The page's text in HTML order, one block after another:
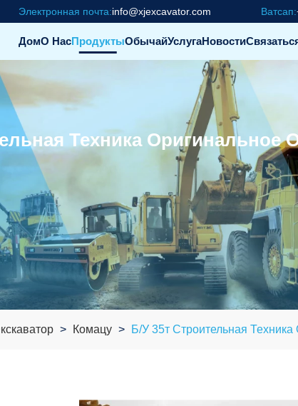
Электронная почта:info@xjexcavator.com Ватсап:
ДомО НасПродуктыОбычайУслугаНовости
Техника Оригинальное
Комацу Б/у 35т Строительная